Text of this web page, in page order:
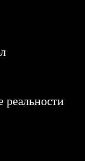
реальности